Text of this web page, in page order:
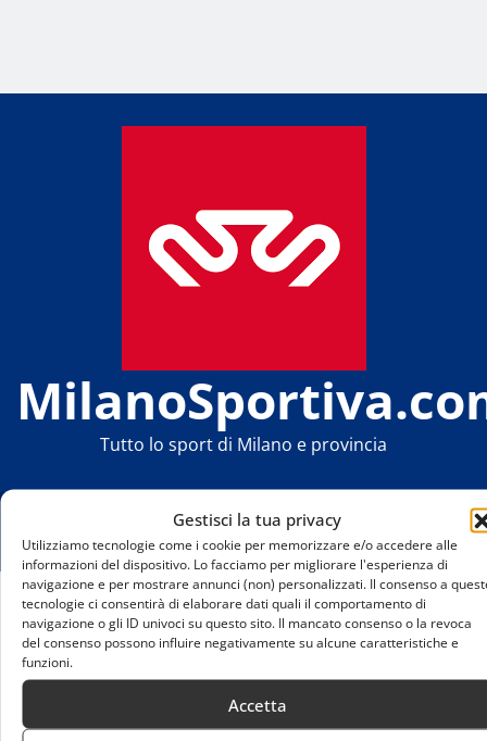
Gestisci la tua privacy
Utilizziamo tecnologie come i cookie per memorizzare e/o accedere alle
informazioni del dispositivo. Lo facciamo per migliorare l'esperienza di
navigazione e per mostrare annunci (non) personalizzati. Il consenso a
tecnologie ci consentirà di elaborare dati quali il comportamento di
navigazione o gli ID univoci su questo sito. Il mancato consenso o la revoca
del consenso possono influire negativamente su alcune caratteristiche e
funzioni.
Accetta
Tutto lo sport di Milano e provincia
Home
Il tempo dello sport: salute, crescita e oltre
l’agonismo con Matteo Tagliariol